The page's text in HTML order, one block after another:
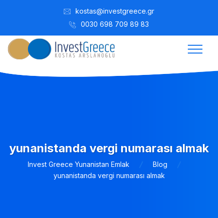
kostas@investgreece.gr
0030 698 709 89 83
yunanistanda vergi numarası almak
Invest Greece Yunanistan Emlak
Blog
yunanistanda vergi numarası almak